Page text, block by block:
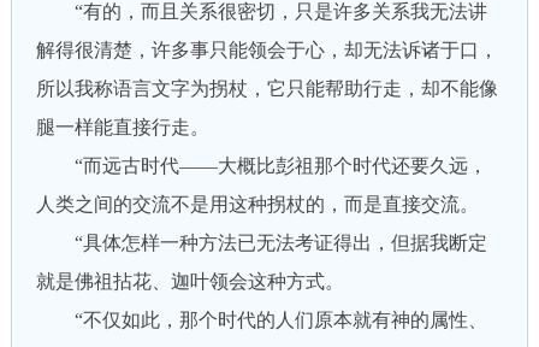
“有的，而且关系很密切，只是许多关系我无法讲
解得很清楚，许多事只能领会于心，却无法诉诸于口，
所以我称语言文字为拐杖，它只能帮助行走，却不能像
腿一样能直接行走。
“而远古时代——大概比彭祖那个时代还要久远，
人类之间的交流不是用这种拐杖的，而是直接交流。
“具体怎样一种方法已无法考证得出，但据我断定
就是佛祖拈花、迦叶领会这种方式。
“不仅如此，那个时代的人们原本就有神的属性、